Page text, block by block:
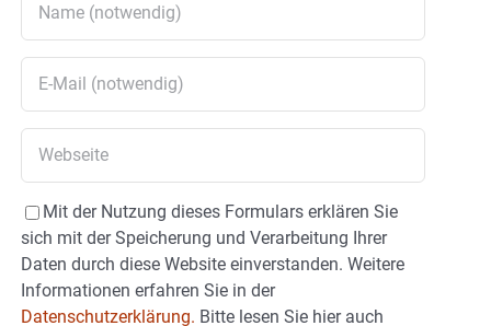
Mit der Nutzung dieses Formulars erklären Sie
sich mit der Speicherung und Verarbeitung Ihrer
Daten durch diese Website einverstanden. Weitere
Informationen erfahren Sie in der
Datenschutzerklärung. Bitte lesen Sie hier auch